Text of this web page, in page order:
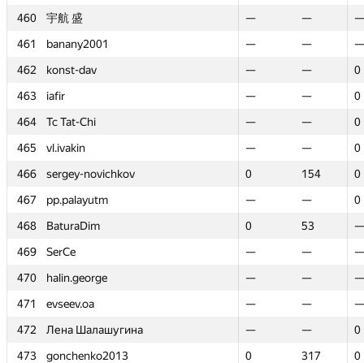
460
宇航 盛 — —
—
461
banany2001 — —
—
462
konst-dav — —
0
463
iafir — —
0
464
Tc Tat-Chi — —
0
465
vl.ivakin — —
0
466
sergey-novichkov 0 154
0
467
pp.palayutm — —
0
468
BaturaDim 0 53
—
469
SerCe — —
—
470
halin.george — —
—
471
evseev.oa — —
—
472
Лена Шалашугина — —
0
473
gonchenko2013 0 317
0
460
宇航 盛 — —
—
461
banany2001 — —
—
462
konst-dav — —
0
463
iafir — —
0
464
Tc Tat-Chi — —
0
465
vl.ivakin — —
0
466
sergey-novichkov 0 154
0
467
pp.palayutm — —
0
468
BaturaDim 0 53
—
469
SerCe — —
—
470
halin.george — —
—
471
evseev.oa — —
—
472
Лена Шалашугина — —
0
473
gonchenko2013 0 317
0